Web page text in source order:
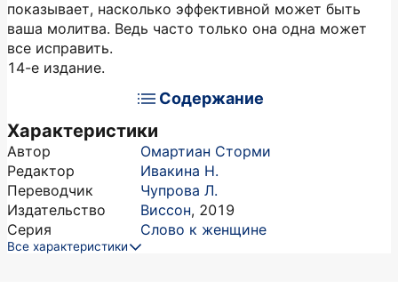
показывает, насколько эффективной может быть
ваша молитва. Ведь часто только она одна может
все исправить.
14-е издание.
Содержание
Характеристики
Автор
Омартиан Сторми
Редактор
Ивакина Н.
Переводчик
Чупрова Л.
Издательство
Виссон, 2019
Серия
Слово к женщине
Все характеристики